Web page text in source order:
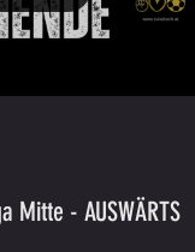
Mitte - AUSWÄRTS